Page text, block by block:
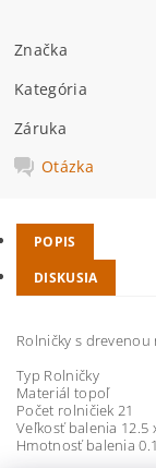
Značka
Kategória
Záruka
Otázka
POPIS
DISKUSIA
Rolničky s drevenou
Typ Rolničky
Materiál topoľ
Počet rolničiek 21
Veľkosť balenia 12.5
Hmotnosť balenia